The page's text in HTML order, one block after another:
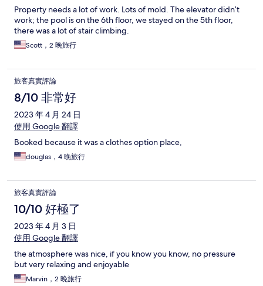
Property needs a lot of work. Lots of mold. The elevator didn’t
work; the pool is on the 6th floor, we stayed on the 5th floor,
there was a lot of stair climbing.
Scott，2 晚旅行
旅客真實評論
8/10 非常好
2023 年 4 月 24 日
使用 Google 翻譯
Booked because it was a clothes option place,
douglas，4 晚旅行
旅客真實評論
10/10 好極了
2023 年 4 月 3 日
使用 Google 翻譯
the atmosphere was nice, if you know you know, no pressure
but very relaxing and enjoyable
Marvin，2 晚旅行